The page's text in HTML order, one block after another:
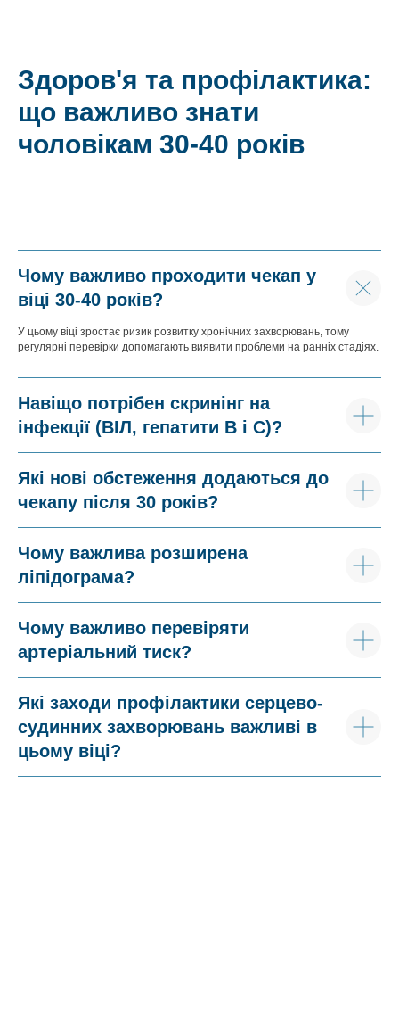
Здоров'я та профілактика:
що важливо знати
чоловікам 30-40 років
Чому важливо проходити чекап у
віці 30-40 років?
У цьому віці зростає ризик розвитку хронічних захворювань, тому
регулярні перевірки допомагають виявити проблеми на ранніх стадіях.
Навіщо потрібен скринінг на
інфекції (ВІЛ, гепатити В і С)?
Які нові обстеження додаються до
чекапу після 30 років?
Чому важлива розширена
ліпідограма?
Чому важливо перевіряти
артеріальний тиск?
Які заходи профілактики серцево-
судинних захворювань важливі в
цьому віці?